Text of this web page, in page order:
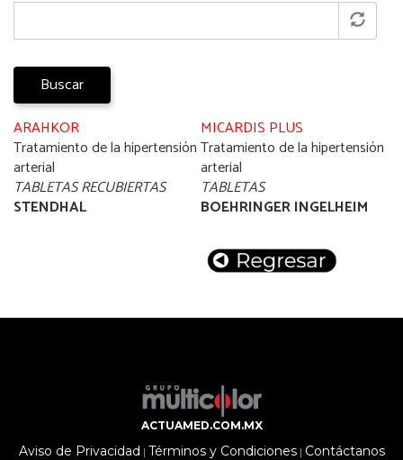
Buscar
ARAHKOR
Tratamiento de la hipertensión
arterial
TABLETAS RECUBIERTAS
STENDHAL
MICARDIS PLUS
Tratamiento de la hipertensión
arterial
TABLETAS
BOEHRINGER INGELHEIM
ACTUAMED.COM.MX
Aviso de Privacidad | Términos y Condiciones | Contáctanos